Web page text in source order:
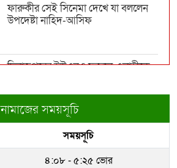
দিল্লিতে হাসিনার গণমাধ্যমে ভাষণ নিয়ে
স্থানে ছাত্রদল-ছা...
বাংলাদেশে বিভিন্ন খাতে বিনিয়োগ
বাড়াতে চায় সৌদি আরব
ফারুকীর সেই সিনেমা দেখে যা বললেন
উপদেষ্টা নাহিদ-আসিফ
দিনাজপুরের ইউএনও ফজলে এলাহীকে
রাজউকের ইমারত পরিদর্শক বাপ্পিকে
জোন-৮ এ বদলী
নামাজের সময়সূচি
সময়সূচি
৪:০৮ - ৫:২৫ ভোর